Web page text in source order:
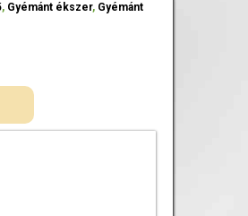
, Gyémánt ékszer, Gyémánt